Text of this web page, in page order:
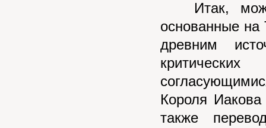
Итак,
основанные на
древним
Короля
также